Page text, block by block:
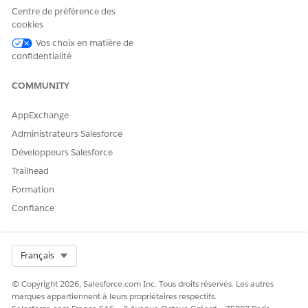
couverture du membre.
Ajoutez le sous-agent Assistance de couverture des
membres à l'agent de votre centre de contact.
Actions de l'agent
CET ARTICLE A-T-IL RÉSOLU VOTRE PROBLÈME ?
Dites-nous ce que nous pouvons améliorer !
Centre de préférence des
cookies
Vos choix en matière de
confidentialité
COMMUNITY
AppExchange
Administrateurs Salesforce
Développeurs Salesforce
Trailhead
Formation
Confiance
Français
© Copyright 2026, Salesforce.com Inc. Tous droits réservés. Les autres
marques appartiennent à leurs propriétaires respectifs.